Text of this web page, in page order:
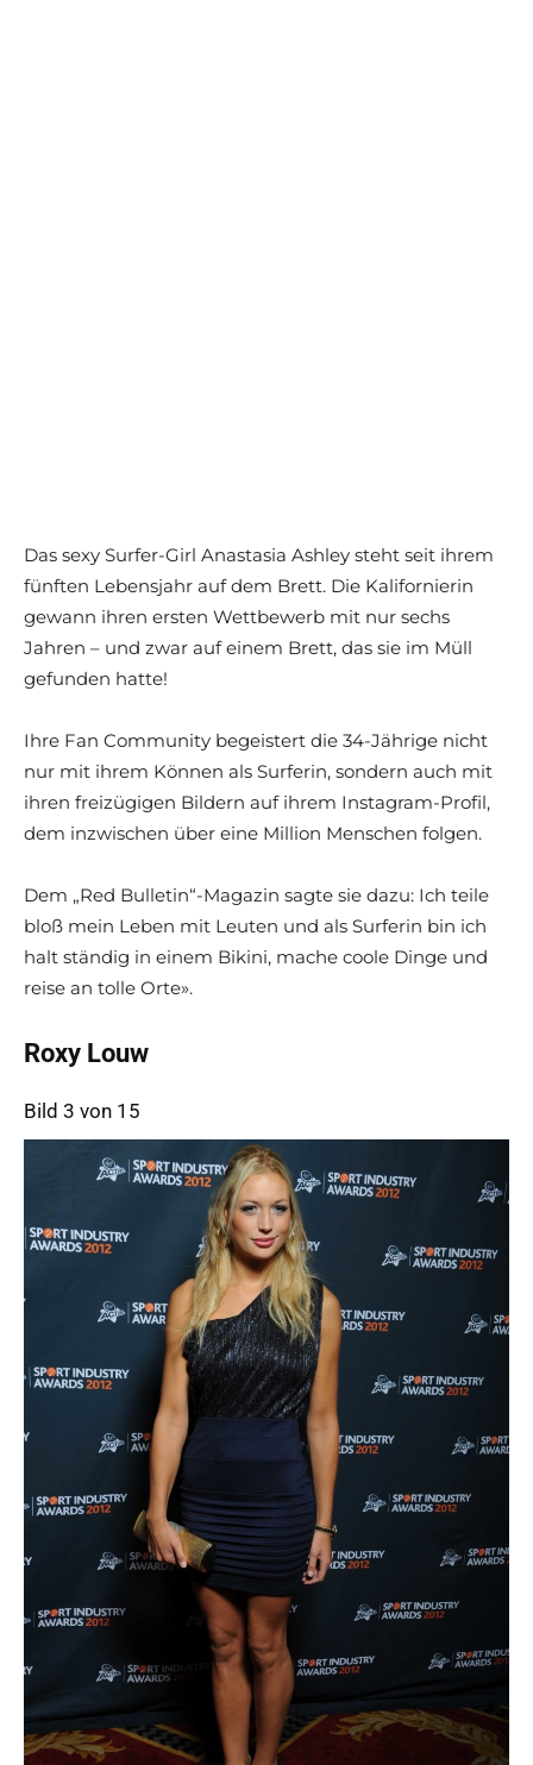
Das sexy Surfer-Girl Anastasia Ashley steht seit ihrem
fünften Lebensjahr auf dem Brett. Die Kalifornierin
gewann ihren ersten Wettbewerb mit nur sechs
Jahren – und zwar auf einem Brett, das sie im Müll
gefunden hatte!
Ihre Fan Community begeistert die 34-Jährige nicht
nur mit ihrem Können als Surferin, sondern auch mit
ihren freizügigen Bildern auf ihrem Instagram-Profil,
dem inzwischen über eine Million Menschen folgen.
Dem „Red Bulletin“-Magazin sagte sie dazu: Ich teile
bloß mein Leben mit Leuten und als Surferin bin ich
halt ständig in einem Bikini, mache coole Dinge und
reise an tolle Orte».
Roxy Louw
Bild 3 von 15